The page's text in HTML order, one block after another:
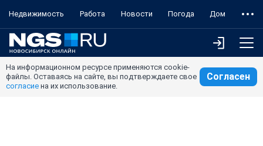
Недвижимость Работа Новости Погода Дом
На информационном ресурсе применяются cookie-
файлы. Оставаясь на сайте, вы подтверждаете свое
согласие на их использование.
Согласен